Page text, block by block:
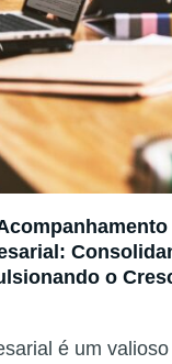
o
é um